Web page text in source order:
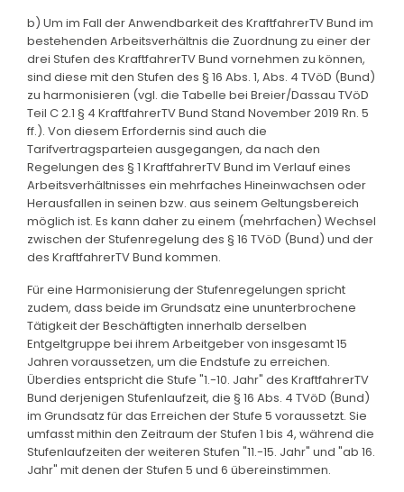
b) Um im Fall der Anwendbarkeit des KraftfahrerTV Bund im
bestehenden Arbeitsverhältnis die Zuordnung zu einer der
drei Stufen des KraftfahrerTV Bund vornehmen zu können,
sind diese mit den Stufen des § 16 Abs. 1, Abs. 4 TVöD (Bund)
zu harmonisieren (vgl. die Tabelle bei Breier/Dassau TVöD
Teil C 2.1 § 4 KraftfahrerTV Bund Stand November 2019 Rn. 5
ff.). Von diesem Erfordernis sind auch die
Tarifvertragsparteien ausgegangen, da nach den
Regelungen des § 1 KraftfahrerTV Bund im Verlauf eines
Arbeitsverhältnisses ein mehrfaches Hineinwachsen oder
Herausfallen in seinen bzw. aus seinem Geltungsbereich
möglich ist. Es kann daher zu einem (mehrfachen) Wechsel
zwischen der Stufenregelung des § 16 TVöD (Bund) und der
des KraftfahrerTV Bund kommen.
Für eine Harmonisierung der Stufenregelungen spricht
zudem, dass beide im Grundsatz eine ununterbrochene
Tätigkeit der Beschäftigten innerhalb derselben
Entgeltgruppe bei ihrem Arbeitgeber von insgesamt 15
Jahren voraussetzen, um die Endstufe zu erreichen.
Überdies entspricht die Stufe "1.-10. Jahr" des KraftfahrerTV
Bund derjenigen Stufenlaufzeit, die § 16 Abs. 4 TVöD (Bund)
im Grundsatz für das Erreichen der Stufe 5 voraussetzt. Sie
umfasst mithin den Zeitraum der Stufen 1 bis 4, während die
Stufenlaufzeiten der weiteren Stufen "11.-15. Jahr" und "ab 16.
Jahr" mit denen der Stufen 5 und 6 übereinstimmen.